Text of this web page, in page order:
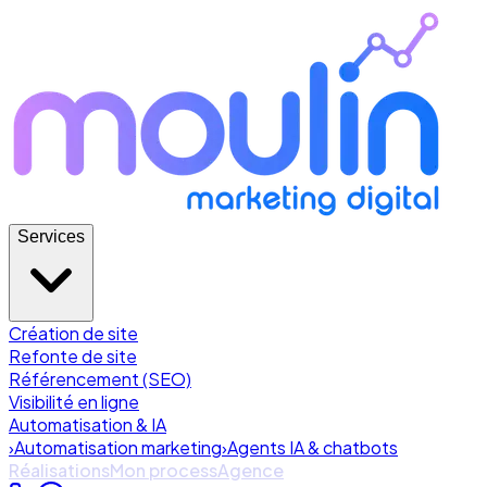
Services
Création de site
Refonte de site
Référencement (SEO)
Visibilité en ligne
Automatisation & IA
›Automatisation marketing›Agents IA & chatbots
RéalisationsMon processAgence